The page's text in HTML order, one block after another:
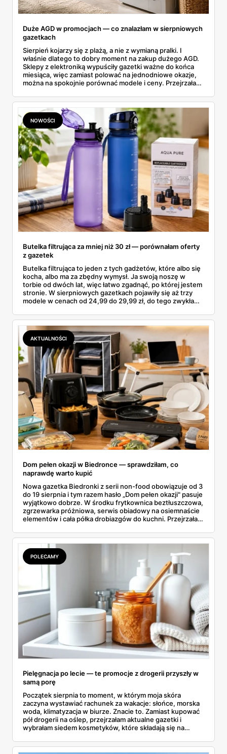
Duże AGD w promocjach — co znalazłam w sierpniowych
gazetkach
Sierpień kojarzy się z plażą, a nie z wymianą pralki. I
właśnie dlatego to dobry moment na zakup dużego AGD.
Sklepy z elektroniką wypuściły gazetki ważne do końca
miesiąca, więc zamiast polować na jednodniowe okazje,
można na spokojnie porównać modele i ceny. Przejrzałam
znalazłam, z cenami i terminami.
NOWOŚCI
Butelka filtrująca za mniej niż 30 zł — porównałam oferty
z gazetek
Butelka filtrująca to jeden z tych gadżetów, które albo się
kocha, albo ma za zbędny wymysł. Ja swoją noszę w
torbie od dwóch lat, więc łatwo zgadnąć, po której jestem
stronie. W sierpniowych gazetkach pojawiły się aż trzy
modele w cenach od 24,99 do 29,99 zł, do tego zwykła
wszystkie oferty i policzyłam, kiedy taki zakup faktycznie
się opłaca.
AKTUALNOŚCI
Dom pełen okazji w Biedronce — sprawdziłam, co
naprawdę warto kupić
Nowa gazetka Biedronki z serii non-food obowiązuje od 3
do 19 sierpnia i tym razem hasło „Dom pełen okazji" pasuje
wyjątkowo dobrze. W środku frytkownica beztłuszczowa,
zgrzewarka próżniowa, serwis obiadowy na osiemnaście
elementów i cała półka drobiazgów do kuchni. Przejrzałam
się przy półce z samego rana.
POLECAMY
Pielęgnacja po lecie — te promocje z drogerii przyszły w
samą porę
Początek sierpnia to moment, w którym moja skóra
zaczyna wystawiać rachunek za wakacje: słońce, morska
woda, klimatyzacja w biurze. Znacie to. Zamiast kupować
pół drogerii na oślep, przejrzałam aktualne gazetki i
wybrałam siedem kosmetyków, które składają się na
dermokosmetyki Vichy. Wszystkie ceny sprawdziłam w
ofertach, terminy też.